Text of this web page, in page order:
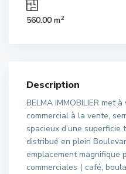
560.00 m2
Description
BELMA IMMOBILIER met
commercial à la vente,
spacieux d’une superficie
distribué en plein
emplacement magnifique
commerciales ( café,